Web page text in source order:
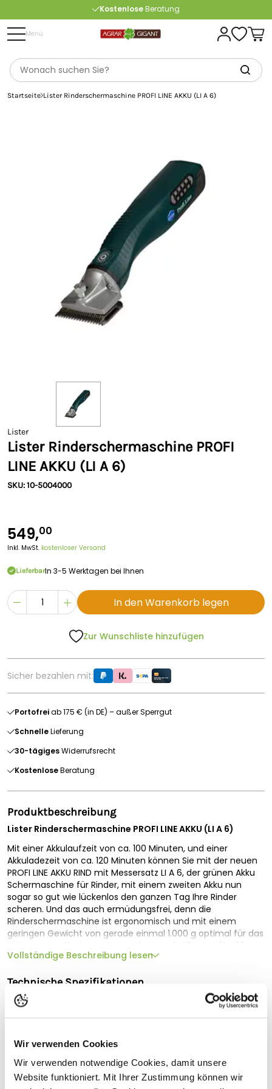
Wir verwenden Cookies
Wir verwenden notwendige Cookies, damit unsere
Website funktioniert. Mit Ihrer Zustimmung können wir
KostenloseBeratung
ab 175 € (in DE) – außer Sperrgut
Menü
Startseite Lister Rinderschermaschine PROFI LINE AKKU (LI A 6)
Lister
Lister Rinderschermaschine PROFI
LINE AKKU (LI A 6)
SKU: 10-5004000
549,00
Inkl. MwSt. kostenloser Versand
LieferbarIn 3-5 Werktagen bei Ihnen
In den Warenkorb legen
Zur Wunschliste hinzufügen
Sicher bezahlen mit:
Portofreiab 175 € (in DE) – außer Sperrgut
SchnelleLieferung
30-tägigesWiderrufsrecht
KostenloseBeratung
Produktbeschreibung
Lister Rinderschermaschine PROFI LINE AKKU (LI A 6)
Mit einer Akkulaufzeit von ca. 100 Minuten, und einer
Akkuladezeit von ca. 120 Minuten können Sie mit der neuen
PROFI LINE AKKU RIND mit Messersatz LI A 6, der grünen Akku
Schermaschine für Rinder, mit einem zweiten Akku nun
sogar so gut wie lückenlos den ganzen Tag Ihre Rinder
scheren. Und das auch ermüdungsfrei, denn die
Rinderschermaschine ist ergonomisch und mit einem
geringen Gewicht von gerade einmal 1.000 g optimal für das
285 mm liegt sie darüber hinaus auch bequem in der Hand
DiePROFI LINE AKKU RIND mit Messersatz LI A 6
besitzt eine
sowohl präzise als auch gleichmäßig scheren. Und dass
sogar in kürzester Zeit. Die
Akku Schermaschine für Rinder
besitzt einen SK II Aluminium Scherkopf, der Silber
beschichtet ist und der Messerbetrieb läuft über ein HGQW-
Vollständige Beschreibung lesen
Technische Spezifikationen
Geeignet für
Akku-Ladezeit
Geschwindigkeit
2.500/min
Gewicht
1.170 g